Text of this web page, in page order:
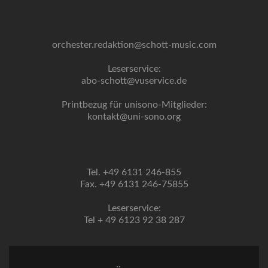
orchester.redaktion@schott-music.com
Leserservice:
abo-schott@vuservice.de
Printbezug für unisono-Mitglieder:
kontakt@uni-sono.org
Tel. +49 6131 246-855
Fax. +49 6131 246-75855
Leserservice:
Tel + 49 6123 92 38 287